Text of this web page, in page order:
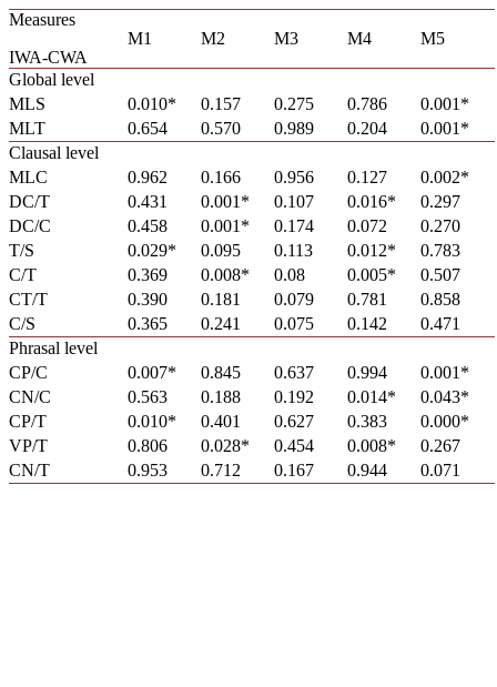
Measures
IWA-CWA
M1 M2 M3 M4 M5
Global level
MLS
0.010* 0.157 0.275 0.786
0.001*
MLT
0.654 0.570 0.989 0.204
0.001*
Clausal level
MLC
0.962 0.166 0.956 0.127
0.002*
DC/T
0.431 0.001* 0.107 0.016*
0.297
DC/C
0.458 0.001* 0.174 0.072
0.270
T/S
0.029* 0.095 0.113 0.012*
0.783
C/T
0.369 0.008* 0.08 0.005*
0.507
CT/T
0.390 0.181 0.079 0.781
0.858
C/S
0.365 0.241 0.075 0.142
0.471
Phrasal level
CP/C
0.007* 0.845 0.637 0.994
0.001*
CN/C
0.563 0.188 0.192 0.014*
0.043*
CP/T
0.010* 0.401 0.627 0.383
0.000*
VP/T
0.806 0.028* 0.454 0.008*
0.267
CN/T
0.953 0.712 0.167 0.944 0.071